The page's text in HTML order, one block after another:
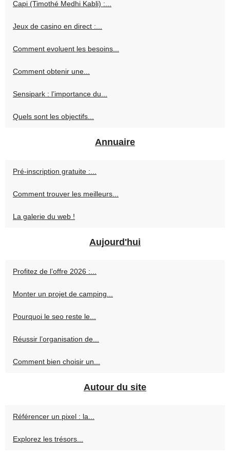
Capi (Timothé Medhi Kabli) :...
Jeux de casino en direct :...
Comment evoluent les besoins...
Comment obtenir une...
Sensipark : l’importance du...
Quels sont les objectifs...
Annuaire
Pré-inscription gratuite :...
Comment trouver les meilleurs...
La galerie du web !
Aujourd'hui
Profitez de l’offre 2026 :...
Monter un projet de camping...
Pourquoi le seo reste le...
Réussir l’organisation de...
Comment bien choisir un...
Autour du site
Référencer un pixel : la...
Explorez les trésors...